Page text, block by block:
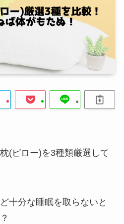
(ピロー)を3種類厳選して
十分な睡眠を取らないと